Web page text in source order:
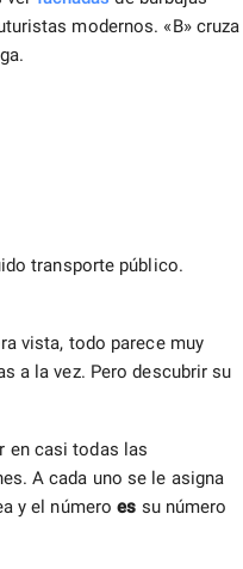
modernos. «B» cruza
transporte público.
vista, todo parece muy
a la vez. Pero descubrir su
en casi todas las
A cada uno se le asigna
y el númeroes su número